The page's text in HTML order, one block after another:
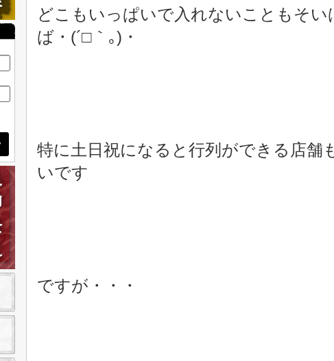
どこもいっぱいで入れないこともそい
ば・(´□｀｡)・
特に土日祝になると行列ができる店舗
いです
ですが・・・